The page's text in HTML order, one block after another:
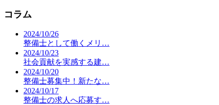
コラム
2024/10/26
整備士として働くメリ…
2024/10/23
社会貢献を実感する建…
2024/10/20
整備士募集中！新たな…
2024/10/17
整備士の求人へ応募す…